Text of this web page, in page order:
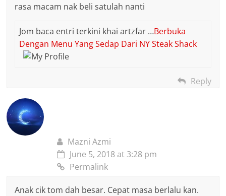
rasa macam nak beli satulah nanti
Jom baca entri terkini khai artzfar …Berbuka
Dengan Menu Yang Sedap Dari NY Steak Shack
Reply
Mazni Azmi
June 5, 2018 at 3:28 pm
Permalink
Anak cik tom dah besar. Cepat masa berlalu kan.